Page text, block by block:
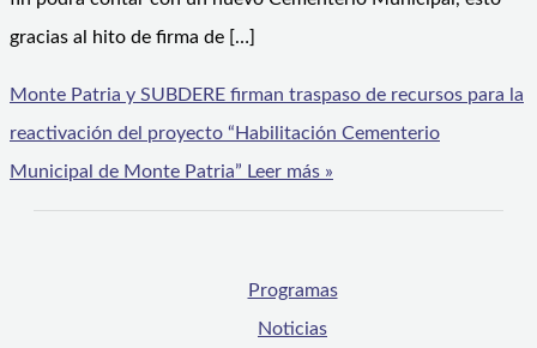
gracias al hito de firma de […]
Monte Patria y SUBDERE firman traspaso de recursos para la
reactivación del proyecto “Habilitación Cementerio
Municipal de Monte Patria” Leer más »
Programas
Noticias